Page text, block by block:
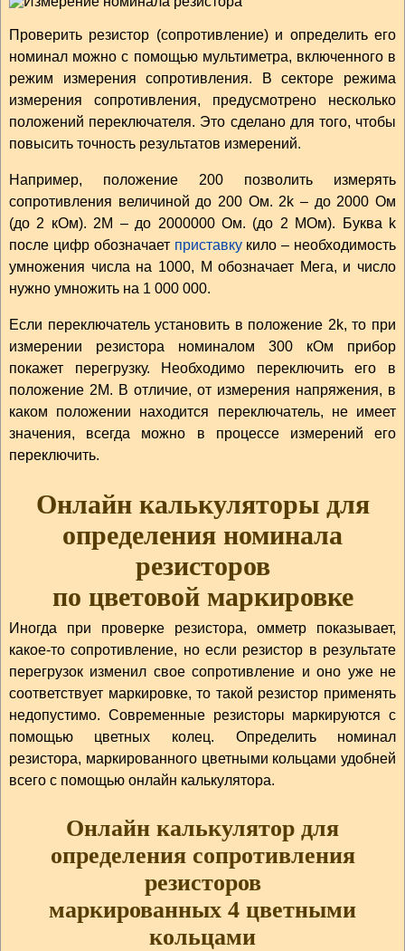
Проверить резистор (сопротивление) и определить его
номинал можно с помощью мультиметра, включенного в
режим измерения сопротивления. В секторе режима
измерения сопротивления, предусмотрено несколько
положений переключателя. Это сделано для того, чтобы
повысить точность результатов измерений.
Например, положение 200 позволить измерять
сопротивления величиной до 200 Ом. 2k – до 2000 Ом
(до 2 кОм). 2M – до 2000000 Ом. (до 2 МОм). Буква k
после цифр обозначает приставкукило – необходимость
умножения числа на 1000, M обозначает Мега, и число
нужно умножить на 1 000 000.
Если переключатель установить в положение 2k, то при
измерении резистора номиналом 300 кОм прибор
покажет перегрузку. Необходимо переключить его в
положение 2М. В отличие, от измерения напряжения, в
каком положении находится переключатель, не имеет
значения, всегда можно в процессе измерений его
переключить.
Онлайн калькуляторы для
определения номинала
резисторов
по цветовой маркировке
Иногда при проверке резистора, омметр показывает,
какое-то сопротивление, но если резистор в результате
перегрузок изменил свое сопротивление и оно уже не
соответствует маркировке, то такой резистор применять
недопустимо. Современные резисторы маркируются с
помощью цветных колец. Определить номинал
резистора, маркированного цветными кольцами удобней
всего с помощью онлайн калькулятора.
Онлайн калькулятор для
определения сопротивления
резисторов
маркированных 4 цветными
кольцами